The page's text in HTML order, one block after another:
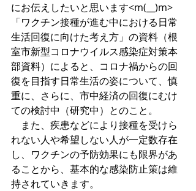
にお伝えしたいと思います<m(__)m>
「ワクチン接種が進む中における日常
生活回復に向けた考え方」の資料（根
室市新型コロナウイルス感染症対策本
部資料）によると、コロナ禍からの回
復を目指す日常生活の姿について、慎
重に、さらに、市中経済の回復にむけ
ての検討中（研究中）とのこと。
また、疾患などにより接種を受けら
れない人や希望しない人が一定数存在
し、ワクチンの予防効果にも限界があ
ることから、基本的な感染防止策は維
持されていきます。